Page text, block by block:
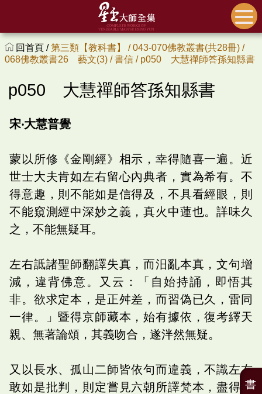
回首頁 /第三類【教科書】 /043-070佛教叢書(共28冊) /
068佛教叢書26 藝文(3) /書信 / p050 大慧禪師答孫知縣書
p050 大慧禪師答孫知縣書
宋‧大慧普覺
蒙以所修《金剛經》相示，幸得隨喜一遍。近
世士大夫肯如左右留心內典者，實為希有。不
得意趣，則不能如是信得及，不具看經眼，則
不能窺測經中深妙之義，真火中蓮也。詳味久
之，不能無疑耳。
左右詆諸聖師翻譯失真，而汨亂本真，文句增
減，違背佛意。又云：「自始持誦，即悟其
非。欲求定本，是正舛差，而習偽已久，雷同
一律。」暨得京師藏本，始有據依，復考繹天
親、無著論頌，其義吻合，遂泮然無疑。
又以長水、孤山二師皆依句而違義，不識左右
敢如是批判，則定嘗見六朝所譯梵本，盡得諸
書